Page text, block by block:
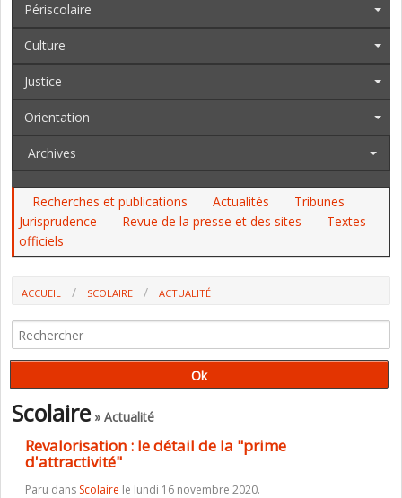
Périscolaire
Culture
Justice
Orientation
Archives
Recherches et publications Actualités
Tribunes
Jurisprudence
Revue de la presse et des sites
Textes
officiels
ACCUEIL SCOLAIRE
ACTUALITÉ
Scolaire» Actualité
Revalorisation : le détail de la "prime
d'attractivité"
Paru dans Scolaire le lundi 16 novembre 2020.